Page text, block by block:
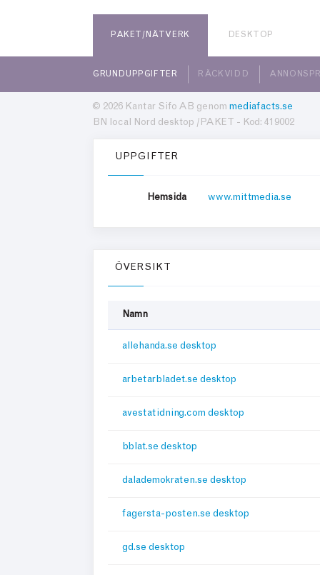
PAKET/NÄTVERK DESKTOP
GRUNDUPPGIFTER RÄCKVIDD
© 2026 Kantar Sifo AB genom mediafacts.se
BN local Nord desktop /PAKET - Kod: 419002
UPPGIFTER
Hemsida www.mittmedia.se
ÖVERSIKT
Namn
allehanda.se desktop
arbetarbladet.se desktop
avestatidning.com desktop
bblat.se desktop
dalademokraten.se desktop
fagersta-posten.se desktop
gd.se desktop